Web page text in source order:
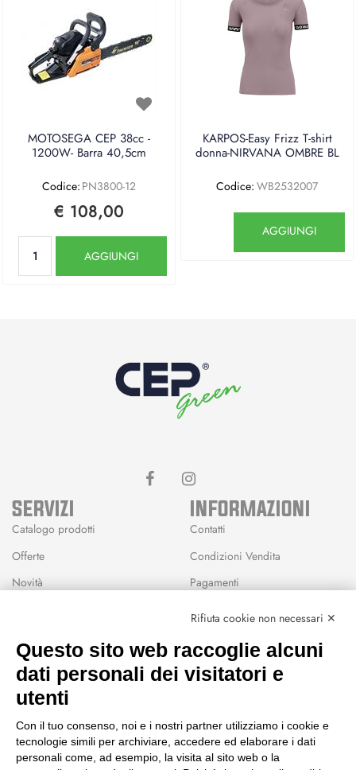
MOTOSEGA CEP 38cc -
1200W- Barra 40,5cm
Codice: PN3800-12
€ 108,00
AGGIUNGI
KARPOS-Easy Frizz T-shirt
donna-NIRVANA OMBRE BL
Codice: WB2532007
AGGIUNGI
SERVIZI
Catalogo prodotti
Offerte
Novità
Wishlist
INFORMAZIONI
Contatti
Condizioni Vendita
Pagamenti
CEP GREEN
Fanano (MO)
059 8676485
349 9202419
Rifiuta cookie non necessari ✕
Questo sito web raccoglie alcuni
dati personali dei visitatori e
utenti
Con il tuo consenso, noi e i nostri partner utilizziamo i cookie e
tecnologie simili per archiviare, accedere ed elaborare i dati
personali come, ad esempio, la visita al sito web o la